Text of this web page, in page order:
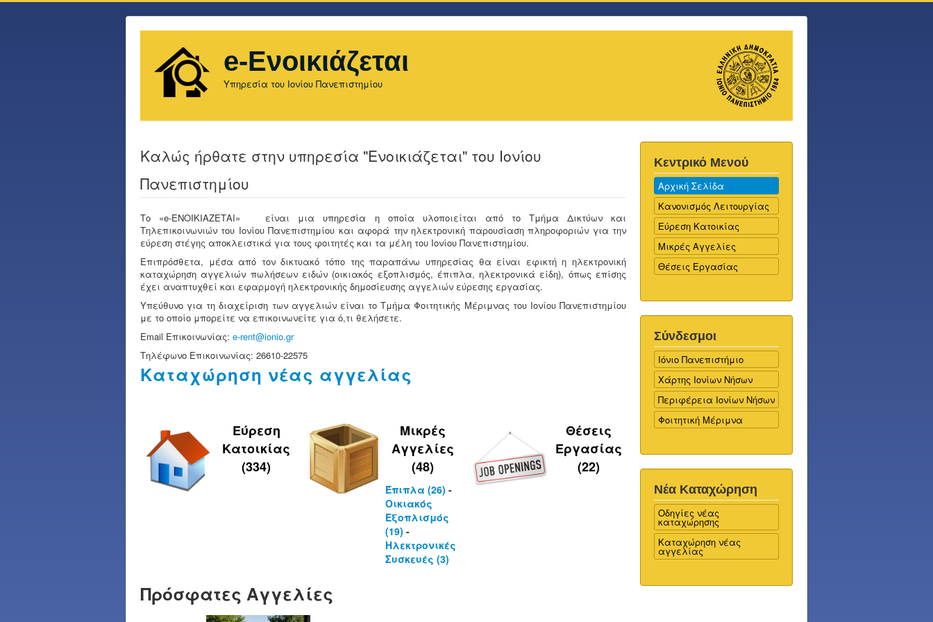
e-Ενοικιάζεται
Υπηρεσία του Ιονίου Πανεπιστημίου
Καλώς ήρθατε στην υπηρεσία "Ενοικιάζεται" του Ιονίου
Πανεπιστημίου
Το «e-ΕΝΟΙΚΙΑΖΕΤΑΙ» είναι μια υπηρεσία η οποία υλοποιείται από το Τμήμα Δικτύων και
Τηλεπικοινωνιών του Ιονίου Πανεπιστημίου και αφορά την ηλεκτρονική παρουσίαση πληροφοριών για την
εύρεση στέγης αποκλειστικά για τους φοιτητές και τα μέλη του Ιονίου Πανεπιστημίου.
Επιπρόσθετα, μέσα από τον δικτυακό τόπο της παραπάνω υπηρεσίας θα είναι εφικτή η ηλεκτρονική
καταχώρηση αγγελιών πωλήσεων ειδών (οικιακός εξοπλισμός, έπιπλα, ηλεκτρονικά είδη), όπως επίσης
έχει αναπτυχθεί και εφαρμογή ηλεκτρονικής δημοσίευσης αγγελιών εύρεσης εργασίας.
Υπεύθυνο για τη διαχείριση των αγγελιών είναι το Τμήμα Φοιτητικής Μέριμνας του Ιονίου Πανεπιστημίου
με το οποίο μπορείτε να επικοινωνείτε για ό,τι θελήσετε.
Email Επικοινωνίας: e-rent@ionio.gr
Τηλέφωνο Επικοινωνίας: 26610-22575
Καταχώρηση νέας αγγελίας
Εύρεση
Κατοικίας
(334)
Μικρές
Αγγελίες
(48)
Έπιπλα (26) -
Οικιακός
Εξοπλισμός
(19) -
Ηλεκτρονικές
Συσκευές (3)
Θέσεις
Εργασίας
(22)
Πρόσφατες Αγγελίες
Κεντρικό Μενού
Αρχική Σελίδα
Κανονισμός Λειτουργίας
Εύρεση Κατοικίας
Μικρές Αγγελίες
Θέσεις Εργασίας
Σύνδεσμοι
Ιόνιο Πανεπιστήμιο
Χάρτης Ιονίων Νήσων
Περιφέρεια Ιονίων Νήσων
Φοιτητική Μέριμνα
Νέα Καταχώρηση
Οδηγίες νέας
καταχώρησης
Καταχώρηση νέας
αγγελίας